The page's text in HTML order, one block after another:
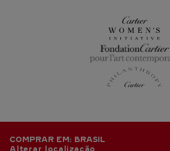
COMPRAR EM: BRASIL
Alterar localização